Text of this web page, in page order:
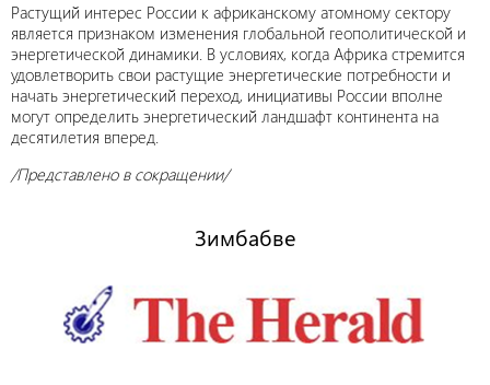
Растущий интерес России к африканскому атомному сектору
является признаком изменения глобальной геополитической и
энергетической динамики. В условиях, когда Африка стремится
удовлетворить свои растущие энергетические потребности и
начать энергетический переход, инициативы России вполне
могут определить энергетический ландшафт континента на
десятилетия вперед.
/Представлено в сокращении/
Зимбабве